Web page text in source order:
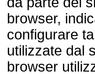
browser,
configurare
utilizzate dal
browser